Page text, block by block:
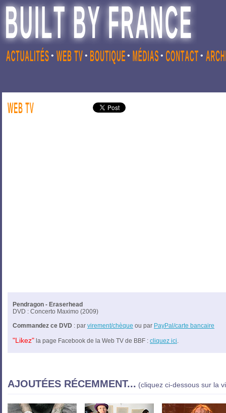
• • • • •
Pendragon - Eraserhead
DVD : Concerto Maximo (2009)
Commandez ce DVD : par virement/chèque ou par PayPal/carte bancaire
"Likez" la page Facebook de la Web TV de BBF : cliquez ici.
AJOUTÉES RÉCEMMENT... (cliquez ci-dessous sur la